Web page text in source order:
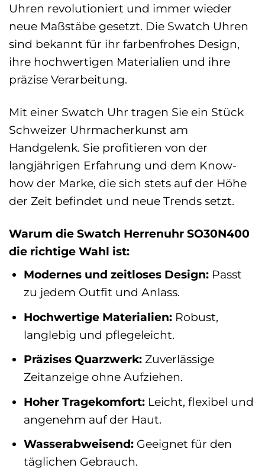
Uhren revolutioniert und immer wieder
neue Maßstäbe gesetzt. Die Swatch Uhren
sind bekannt für ihr farbenfrohes Design,
ihre hochwertigen Materialien und ihre
präzise Verarbeitung.
Mit einer Swatch Uhr tragen Sie ein Stück
Schweizer Uhrmacherkunst am
Handgelenk. Sie profitieren von der
langjährigen Erfahrung und dem Know-
how der Marke, die sich stets auf der Höhe
der Zeit befindet und neue Trends setzt.
Warum die Swatch Herrenuhr SO30N400
die richtige Wahl ist:
Modernes und zeitloses Design:Passt
zu jedem Outfit und Anlass.
Hochwertige Materialien:Robust,
langlebig und pflegeleicht.
Präzises Quarzwerk:Zuverlässige
Zeitanzeige ohne Aufziehen.
Hoher Tragekomfort:Leicht, flexibel und
angenehm auf der Haut.
Wasserabweisend:Geeignet für den
täglichen Gebrauch.